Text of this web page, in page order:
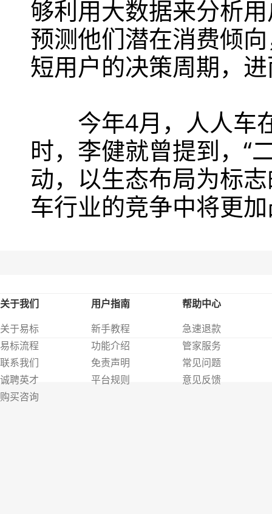
够利用大数据来分析
预测他们潜在消费倾
短用户的决策周期，
今年4月，人人车在
时，李健就曾提到，“
动，以生态布局为标
车行业的竞争中将更
关于我们
关于易标
易标流程
联系我们
诚聘英才
购买咨询
用户指南
新手教程
功能介绍
免责声明
平台规则
帮助中心
急速退款
管家服务
常见问题
意见反馈